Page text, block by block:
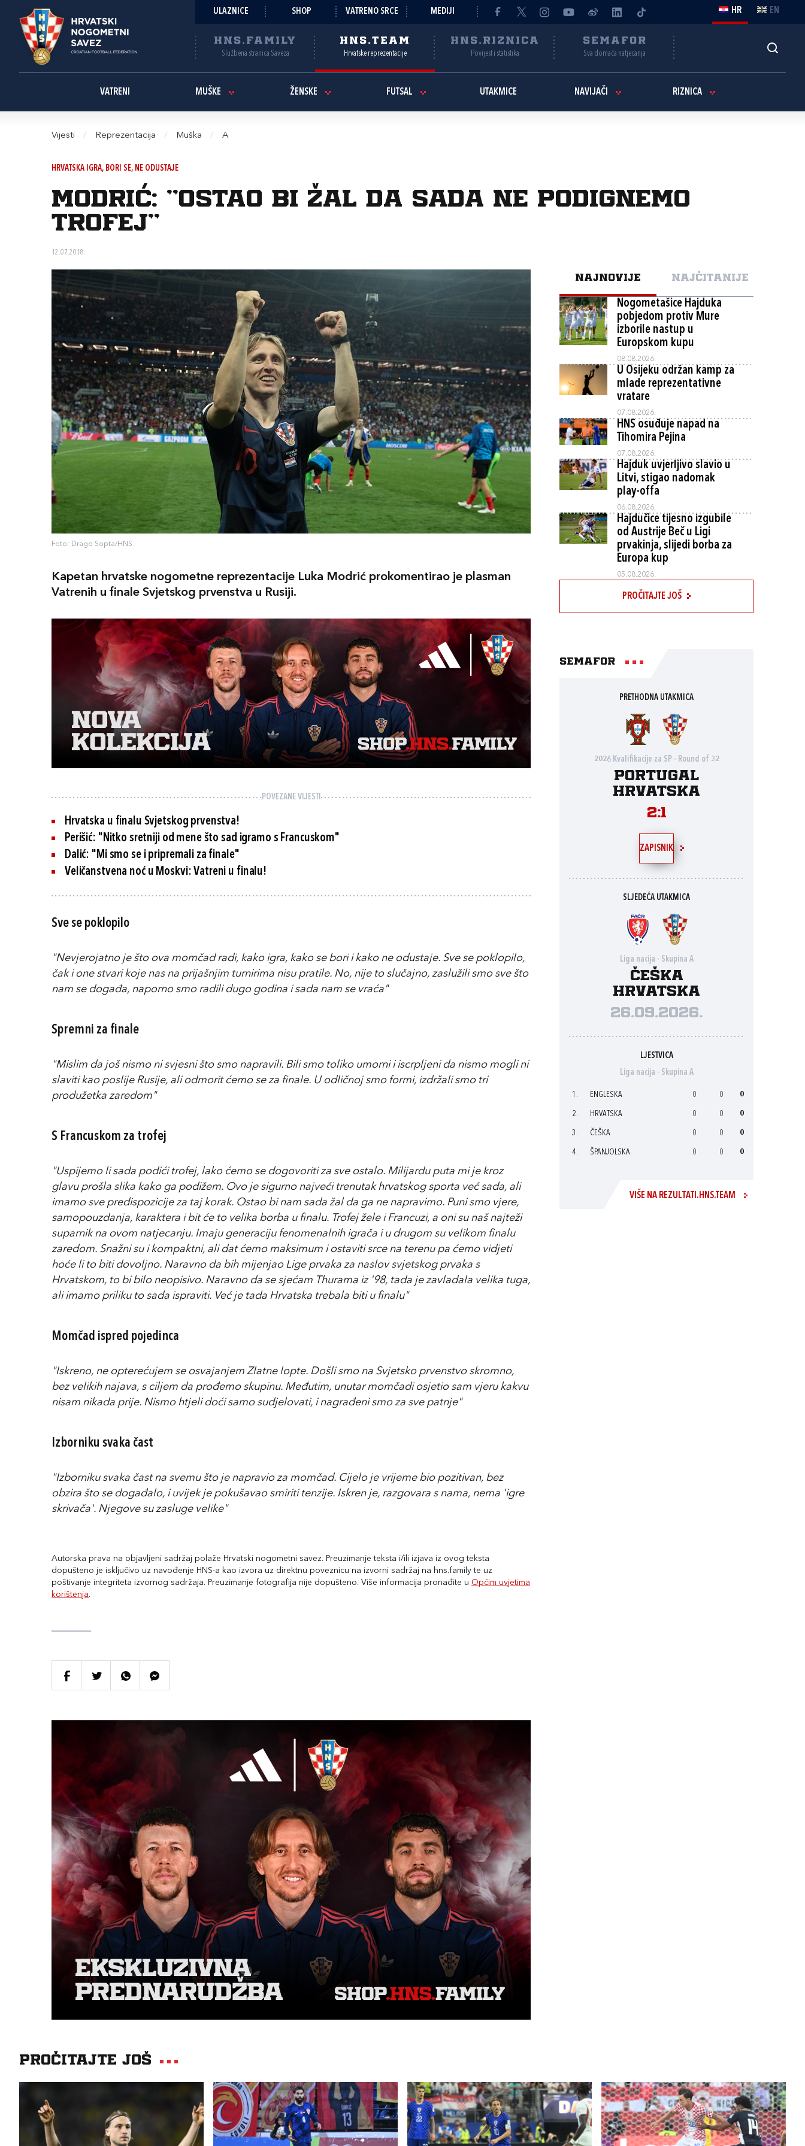
ULAZNICE SHOP VATRENO SRCE MEDIJI HR EN
HNS.FAMILY
Službena stranica Saveza
HNS.TEAM
Hrvatske reprezentacije
HNS.RIZNICA
Povijest i statistika
SEMAFOR
Sva domaća natjecanja
VATRENI MUŠKE ŽENSKE FUTSAL UTAKMICE NAVIJAČI RIZNICA
Vijesti / Reprezentacija / Muška / A
HRVATSKA IGRA, BORI SE, NE ODUSTAJE
Modrić: "Ostao bi žal da sada ne podignemo
trofej"
12.07.2018.
Foto: Drago Sopta/HNS
Kapetan hrvatske nogometne reprezentacije Luka Modrić prokomentirao je plasman
Vatrenih u finale Svjetskog prvenstva u Rusiji.
POVEZANE VIJESTI
Hrvatska u finalu Svjetskog prvenstva!
Perišić: "Nitko sretniji od mene što sad igramo s Francuskom"
Dalić: "Mi smo se i pripremali za finale"
Veličanstvena noć u Moskvi: Vatreni u finalu!
Sve se poklopilo
"Nevjerojatno je što ova momčad radi, kako igra, kako se bori i kako ne odustaje. Sve se poklopilo,
čak i one stvari koje nas na prijašnjim turnirima nisu pratile. No, nije to slučajno, zaslužili smo sve što
nam se događa, naporno smo radili dugo godina i sada nam se vraća"
Spremni za finale
"Mislim da još nismo ni svjesni što smo napravili. Bili smo toliko umorni i iscrpljeni da nismo mogli ni
slaviti kao poslije Rusije, ali odmorit ćemo se za finale. U odličnoj smo formi, izdržali smo tri
produžetka zaredom"
S Francuskom za trofej
"Uspijemo li sada podići trofej, lako ćemo se dogovoriti za sve ostalo. Milijardu puta mi je kroz
glavu prošla slika kako ga podižem. Ovo je sigurno najveći trenutak hrvatskog sporta već sada, ali
imamo sve predispozicije za taj korak. Ostao bi nam sada žal da ga ne napravimo. Puni smo vjere,
samopouzdanja, karaktera i bit će to velika borba u finalu. Trofej žele i Francuzi, a oni su naš najteži
suparnik na ovom natjecanju. Imaju generaciju fenomenalnih igrača i u drugom su velikom finalu
zaredom. Snažni su i kompaktni, ali dat ćemo maksimum i ostaviti srce na terenu pa ćemo vidjeti
hoće li to biti dovoljno. Naravno da bih mijenjao Lige prvaka za naslov svjetskog prvaka s
Hrvatskom, to bi bilo neopisivo. Naravno da se sjećam Thurama iz '98, tada je zavladala velika tuga,
ali imamo priliku to sada ispraviti. Već je tada Hrvatska trebala biti u finalu"
Momčad ispred pojedinca
"Iskreno, ne opterećujem se osvajanjem Zlatne lopte. Došli smo na Svjetsko prvenstvo skromno,
bez velikih najava, s ciljem da prođemo skupinu. Međutim, unutar momčadi osjetio sam vjeru kakvu
nisam nikada prije. Nismo htjeli doći samo sudjelovati, i nagrađeni smo za sve patnje"
Izborniku svaka čast
"Izborniku svaka čast na svemu što je napravio za momčad. Cijelo je vrijeme bio pozitivan, bez
obzira što se događalo, i uvijek je pokušavao smiriti tenzije. Iskren je, razgovara s nama, nema 'igre
skrivača'. Njegove su zasluge velike"
Autorska prava na objavljeni sadržaj polaže Hrvatski nogometni savez. Preuzimanje teksta i/ili izjava iz ovog teksta
dopušteno je isključivo uz navođenje HNS-a kao izvora uz direktnu poveznicu na izvorni sadržaj na hns.family te uz
poštivanje integriteta izvornog sadržaja. Preuzimanje fotografija nije dopušteno. Više informacija pronađite u Općim uvjetima
korištenja.
NAJNOVIJE NAJČITANIJE
Nogometašice Hajduka
pobjedom protiv Mure
izborile nastup u
Europskom kupu
08.08.2026.
U Osijeku održan kamp za
mlade reprezentativne
vratare
07.08.2026.
HNS osuđuje napad na
Tihomira Pejina
07.08.2026.
Hajduk uvjerljivo slavio u
Litvi, stigao nadomak
play-offa
06.08.2026.
Hajdučice tijesno izgubile
od Austrije Beč u Ligi
prvakinja, slijedi borba za
Europa kup
05.08.2026.
PROČITAJTE JOŠ
Semafor
PRETHODNA UTAKMICA
2026 Kvalifikacije za SP - Round of 32
Portugal
Hrvatska
2:1
ZAPISNIK
SLJEDEĆA UTAKMICA
Liga nacija - Skupina A
Češka
Hrvatska
26.09.2026.
LJESTVICA
Liga nacija - Skupina A
1. ENGLESKA 0 0 0
2. HRVATSKA 0 0 0
3. ČEŠKA 0 0 0
4. ŠPANJOLSKA 0 0 0
VIŠE NA REZULTATI.HNS.TEAM
Pročitajte još